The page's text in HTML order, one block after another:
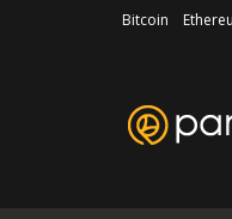
Bitcoin